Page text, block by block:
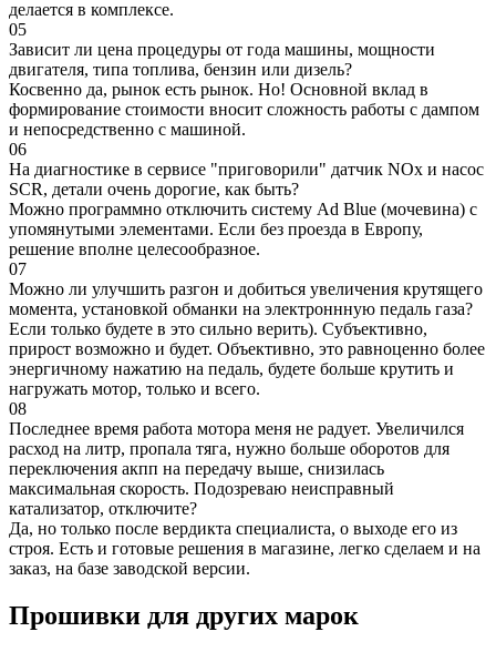
делается в комплексе.
05
Зависит ли цена процедуры от года машины, мощности
двигателя, типа топлива, бензин или дизель?
Косвенно да, рынок есть рынок. Но! Основной вклад в
формирование стоимости вносит сложность работы с дампом
и непосредственно с машиной.
06
На диагностике в сервисе "приговорили" датчик NOx и насос
SCR, детали очень дорогие, как быть?
Можно программно отключить систему Ad Blue (мочевина) с
упомянутыми элементами. Если без проезда в Европу,
решение вполне целесообразное.
07
Можно ли улучшить разгон и добиться увеличения крутящего
момента, установкой обманки на электроннную педаль газа?
Если только будете в это сильно верить). Субъективно,
прирост возможно и будет. Объективно, это равноценно более
энергичному нажатию на педаль, будете больше крутить и
нагружать мотор, только и всего.
08
Последнее время работа мотора меня не радует. Увеличился
расход на литр, пропала тяга, нужно больше оборотов для
переключения акпп на передачу выше, снизилась
максимальная скорость. Подозреваю неисправный
катализатор, отключите?
Да, но только после вердикта специалиста, о выходе его из
строя. Есть и готовые решения в магазине, легко сделаем и на
заказ, на базе заводской версии.
Прошивки для других марок